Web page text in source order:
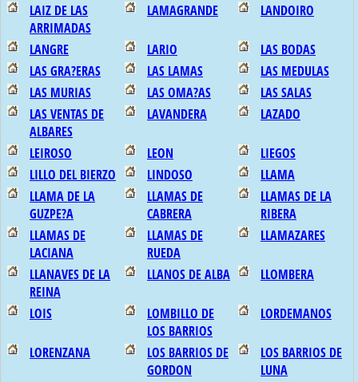
LAIZ DE LAS
ARRIMADAS
LAMAGRANDE LANDOIRO
LANGRE LARIO
LAS BODAS
LAS GRA?ERAS
LAS LAMAS
LAS MEDULAS
LAS MURIAS
LAS OMA?AS
LAS SALAS
LAS VENTAS DE
ALBARES
LAVANDERA LAZADO
LEIROSO LEON
LIEGOS
LILLO DEL BIERZO
LINDOSO
LLAMA
LLAMA DE LA
GUZPE?A
LLAMAS DE
CABRERA
LLAMAS DE LA
RIBERA
LLAMAS DE
LACIANA
LLAMAS DE
RUEDA
LLAMAZARES
LLANAVES DE LA
REINA
LLANOS DE ALBA LLOMBERA
LOIS
LOMBILLO DE
LOS BARRIOS
LORDEMANOS
LORENZANA
LOS BARRIOS DE
GORDON
LOS BARRIOS DE
LUNA